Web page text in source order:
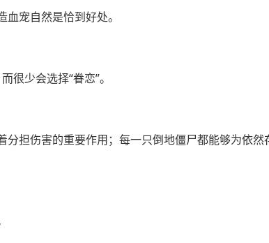
宠自然是恰到好处。
很少会选择“眷恋”。
担伤害的重要作用；每一只倒地僵尸都能够为依然